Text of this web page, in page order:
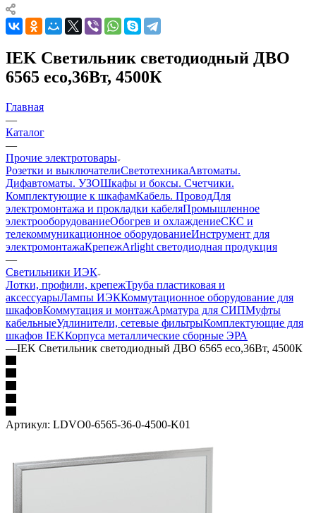
IEK Светильник светодиодный ДВО
6565 eco,36Вт, 4500К
Главная
—
Каталог
—
Прочие электротовары
Розетки и выключателиСветотехникаАвтоматы.
Дифавтоматы. УЗОШкафы и боксы. Счетчики.
Комплектующие к шкафамКабель. ПроводДля
электромонтажа и прокладки кабеляПромышленное
электрооборудованиеОбогрев и охлаждениеСКС и
телекоммуникационное оборудованиеИнструмент для
электромонтажаКрепежArlight светодиодная продукция
—
Светильники ИЭК
Лотки, профили, крепежТруба пластиковая и
аксессуарыЛампы ИЭККоммутационное оборудование для
шкафовКоммутация и монтажАрматура для СИПМуфты
кабельныеУдлинители, сетевые фильтрыКомплектующие для
шкафов IEKКорпуса металлические сборные ЭРА
—IEK Светильник светодиодный ДВО 6565 eco,36Вт, 4500К
Артикул: LDVO0-6565-36-0-4500-K01